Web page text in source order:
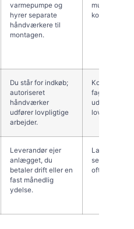
varmepumpe og
hyrer separate
håndværkere til
montagen.
mulighed for
Du står for indkøb;
autoriseret
håndværker
udfører lovpligtige
arbejder.
Kostkontrol,
faglærte
udføres
lovligt.
Leverandør ejer
anlægget, du
betaler drift eller en
fast månedlig
ydelse.
Lav
service og
ofte